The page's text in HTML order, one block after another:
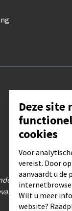
afspraak, kijk na
van toevloed.
Deze site
cookies
Voor
vereist. Door
aanvaardt u de
Wilt u meer
website?